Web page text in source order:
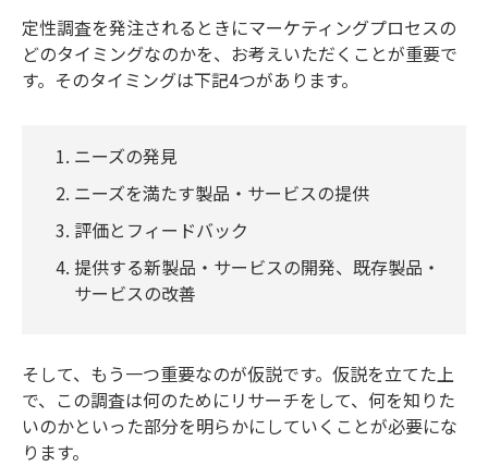
定性調査を発注されるときにマーケティングプロセスの
どのタイミングなのかを、お考えいただくことが重要で
す。そのタイミングは下記4つがあります。
ニーズの発見
ニーズを満たす製品・サービスの提供
評価とフィードバック
提供する新製品・サービスの開発、既存製品・
サービスの改善
そして、もう一つ重要なのが仮説です。仮説を立てた上
で、この調査は何のためにリサーチをして、何を知りた
いのかといった部分を明らかにしていくことが必要にな
ります。